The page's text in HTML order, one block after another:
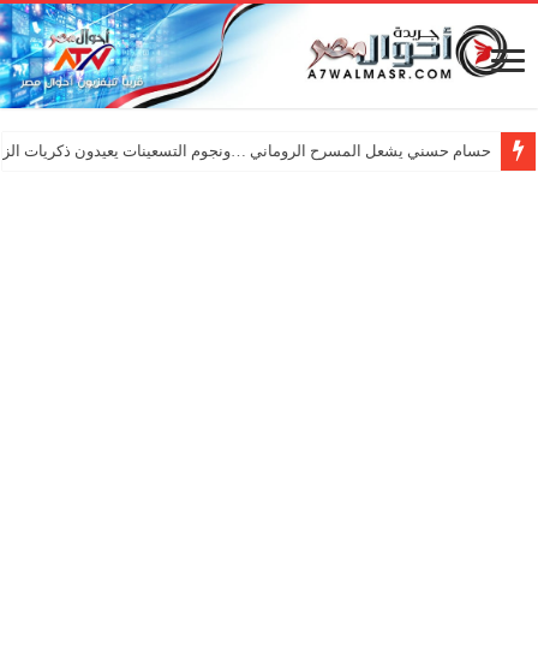
حسام حسني يشعل المسرح الروماني …ونجوم التسعينات يعيدون ذكريات